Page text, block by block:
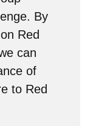
By
Red
can
of
to Red